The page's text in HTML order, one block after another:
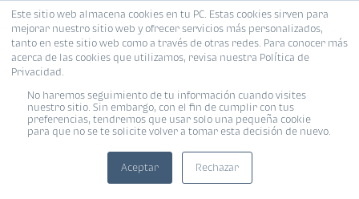
Este sitio web almacena cookies en tu PC. Estas cookies sirven para
mejorar nuestro sitio web y ofrecer servicios más personalizados,
tanto en este sitio web como a través de otras redes. Para conocer más
acerca de las cookies que utilizamos, revisa nuestra Política de
Privacidad.
No haremos seguimiento de tu información cuando visites
nuestro sitio. Sin embargo, con el fin de cumplir con tus
preferencias, tendremos que usar solo una pequeña cookie
para que no se te solicite volver a tomar esta decisión de nuevo.
Aceptar Rechazar
MENÚ